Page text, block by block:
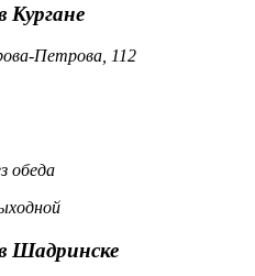
Петрова, 112
обеда